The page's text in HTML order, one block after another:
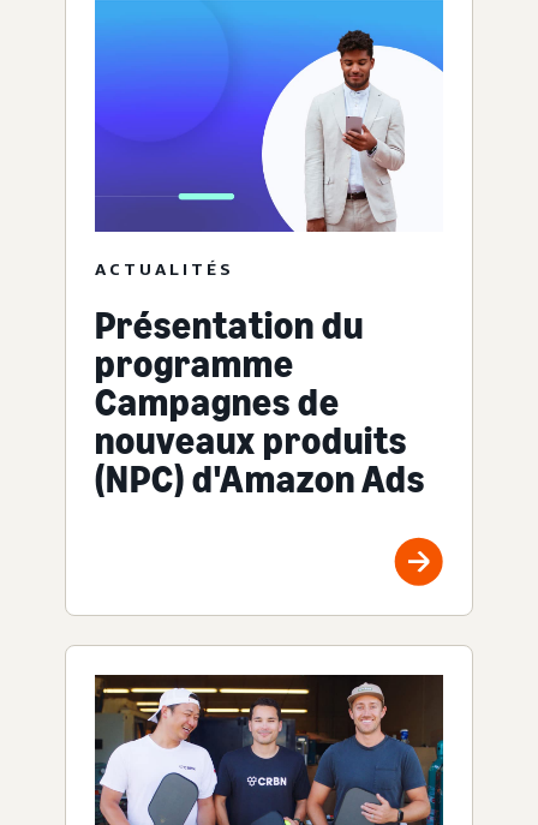
ACTUALITÉS
Présentation du
programme
Campagnes de
nouveaux produits
(NPC) d'Amazon Ads